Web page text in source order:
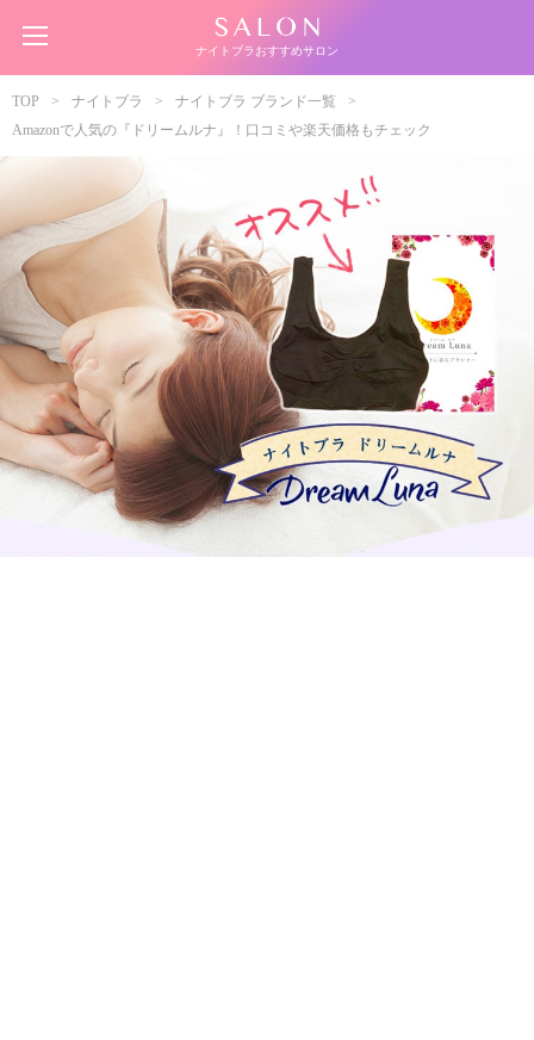
ナイトブラおすすめサロン
TOP ナイトブラ
ナイトブラ ブランド一覧
Amazonで人気の『ドリームルナ』！口コミや楽天価格もチェック